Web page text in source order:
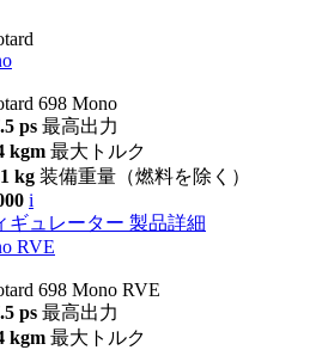
698 Mono
ps 最高出力
kgm 最大トルク
kg 装備重量（燃料を除く）
i
ギュレーター 製品詳細
RVE
698 Mono RVE
ps 最高出力
kgm 最大トルク